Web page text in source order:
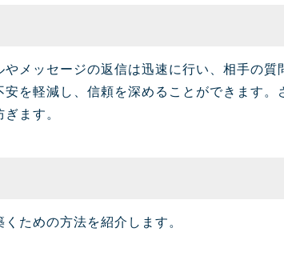
メッセージの返信は迅速に行い、相手の質
を軽減し、信頼を深めることができます。
ます。
ための方法を紹介します。